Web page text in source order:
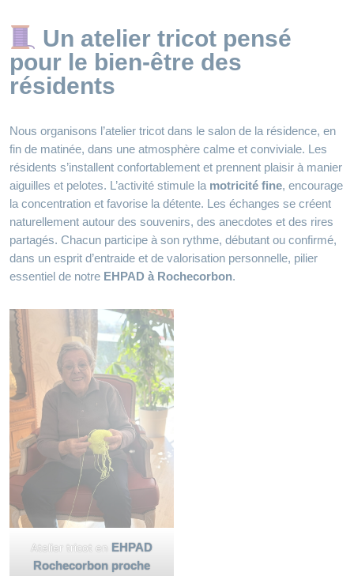
Un atelier tricot pensé
pour le bien-être des
résidents
Nous organisons l’atelier tricot dans le salon de la résidence, en
fin de matinée, dans une atmosphère calme et conviviale. Les
résidents s’installent confortablement et prennent plaisir à manier
aiguilles et pelotes. L’activité stimule la motricité fine, encourage
la concentration et favorise la détente. Les échanges se créent
naturellement autour des souvenirs, des anecdotes et des rires
partagés. Chacun participe à son rythme, débutant ou confirmé,
dans un esprit d’entraide et de valorisation personnelle, pilier
essentiel de notre EHPAD à Rochecorbon.
Atelier tricot en EHPAD
Rochecorbon proche